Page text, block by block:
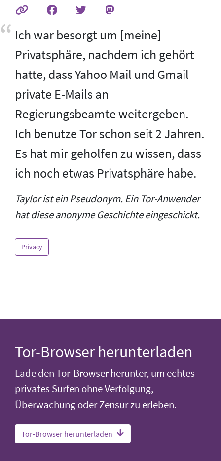
Ich war besorgt um [meine]
Privatsphäre, nachdem ich gehört
hatte, dass Yahoo Mail und Gmail
private E-Mails an
Regierungsbeamte weitergeben.
Ich benutze Tor schon seit 2 Jahren.
Es hat mir geholfen zu wissen, dass
ich noch etwas Privatsphäre habe.
Taylor ist ein Pseudonym. Ein Tor-Anwender
hat diese anonyme Geschichte eingeschickt.
Privacy
Tor-Browser herunterladen
Lade den Tor-Browser herunter, um echtes
privates Surfen ohne Verfolgung,
Überwachung oder Zensur zu erleben.
Tor-Browser herunterladen